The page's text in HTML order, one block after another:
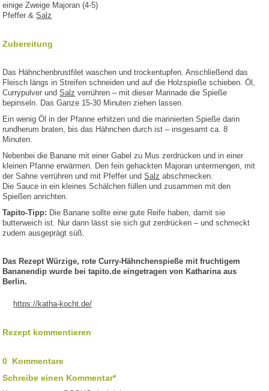
einige Zweige Majoran (4-5)
Pfeffer &Salz
Zubereitung
Das Hähnchenbrustfilet waschen und trockentupfen. Anschließend das
Fleisch längs in Streifen schneiden und auf die Holzspieße schieben. Öl,
Currypulver undSalz verrühren – mit dieser Marinade die Spieße
bepinseln. Das Ganze 15-30 Minuten ziehen lassen.
Ein wenig Öl in der Pfanne erhitzen und die marinierten Spieße darin
rundherum braten, bis das Hähnchen durch ist – insgesamt ca. 8
Minuten.
Nebenbei die Banane mit einer Gabel zu Mus zerdrücken und in einer
kleinen Pfanne erwärmen. Den fein gehackten Majoran untermengen, mit
der Sahne verrühren und mit Pfeffer undSalz abschmecken.
Die Sauce in ein kleines Schälchen füllen und zusammen mit den
Spießen anrichten.
Tapito-Tipp: Die Banane sollte eine gute Reife haben, damit sie
butterweich ist. Nur dann lässt sie sich gut zerdrücken – und schmeckt
zudem ausgeprägt süß.
Das Rezept Würzige, rote Curry-Hähnchenspieße mit fruchtigem
Bananendip wurde bei tapito.de eingetragen von Katharina aus
Berlin.
https://katha-kocht.de/
Rezept kommentieren
0 Kommentare
Schreibe einen Kommentar*